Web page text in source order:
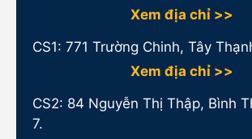
Xem địa chỉ >>
CS1: 771 Trường Chinh, Tây
Xem địa chỉ >>
CS2: 84 Nguyễn Thị Thập, Bình
7.